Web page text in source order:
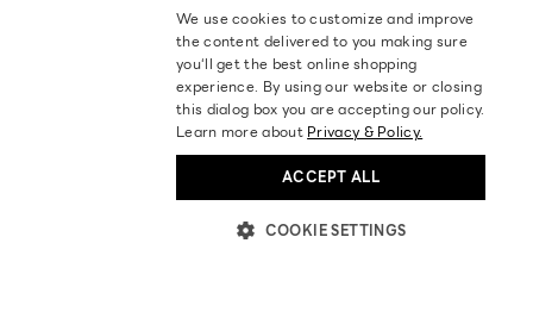
We use cookies to customize and improve
the content delivered to you making sure
you‘ll get the best online shopping
experience. By using our website or closing
this dialog box you are accepting our policy.
Learn more about Privacy & Policy.
ACCEPT ALL
COOKIE SETTINGS